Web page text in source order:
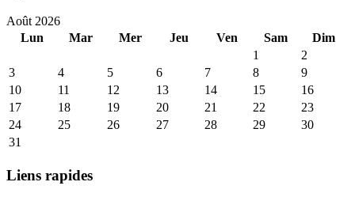
Août 2026
Lun
Mar Mer Jeu Ven Sam
Dim
1
2
3
4 5 6 7 8
9
10
11 12 13 14 15
16
17
18 19 20 21 22
23
24
25 26 27 28 29
30
31
Liens rapides